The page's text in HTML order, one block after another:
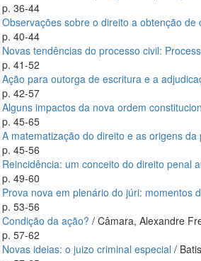
p. 36-44
Observações sobre o direito a obtenção de
p. 40-44
Novas tendências do processo civil:
p. 41-52
Ação para outorga de escritura e a
p. 42-57
Alguns impactos da nova ordem
p. 45-65
A matematização do direito e as origens
p. 45-56
Reincidência: um conceito do direito penal
p. 49-60
Prova nova em plenário do júri: momentos
p. 53-56
Condição da ação? / Câmara, Alexandre
p. 57-62
Novas ideias: o juizo criminal especial /